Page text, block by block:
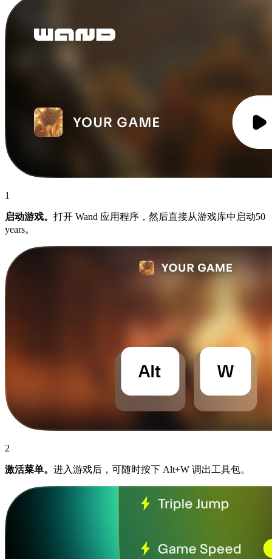
1
启动游戏。 打开 Wand 应用程序，然后直接从游戏库中启动50
years。
2
激活菜单。 进入游戏后，可随时按下 Alt+W 调出工具包。